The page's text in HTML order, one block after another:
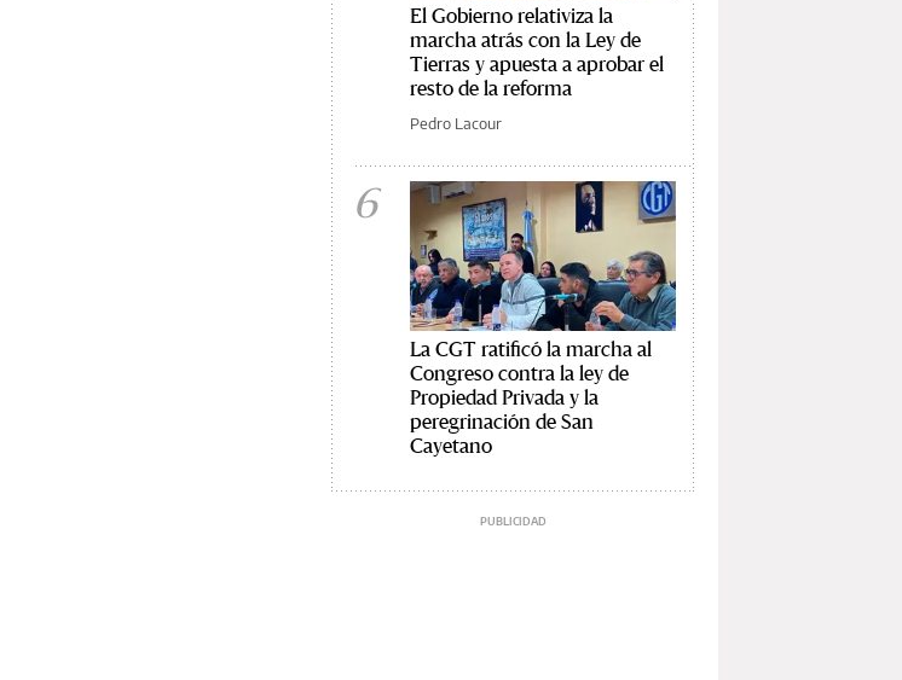
El Gobierno relativiza la
marcha atrás con la Ley de
Tierras y apuesta a aprobar el
resto de la reforma
Pedro Lacour
6
La CGT ratificó la marcha al
Congreso contra la ley de
Propiedad Privada y la
peregrinación de San
Cayetano